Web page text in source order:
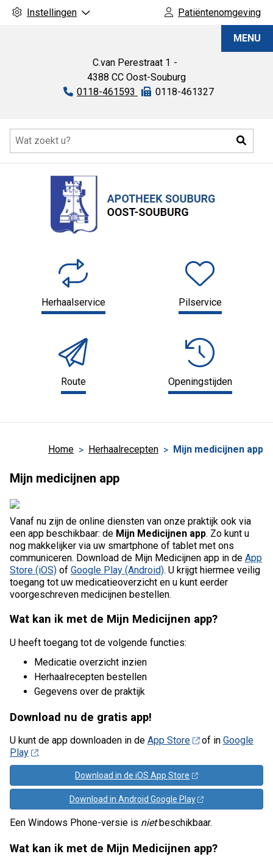
Instellingen Patiëntenomgeving
C.van Perestraat 1
4388 CC Oost-Souburg
Tel:
0118-461593 Fax:
0118-461327
MENU
Herhaalservice Pilservice
Route Openingstijden
Home Herhaalrecepten Mijn medicijnen app
Mijn medicijnen app
Vanaf nu zijn de online diensten van onze praktijk ook via
een app beschikbaar: de Mijn Medicijnen app. Zo kunt u
nog makkelijker via uw smartphone of tablet met ons
communiceren. Download de Mijn Medicijnen app in de App
Store (iOS) of Google Play (Android). U krijgt hiermee veilig
toegang tot uw medicatieoverzicht en u kunt eerder
voorgeschreven medicijnen bestellen.
Wat kan ik met de Mijn Medicijnen app?
U heeft toegang tot de volgende functies:
Medicatie overzicht inzien
Herhaalrecepten bestellen
Gegevens over de praktijk
Download nu de gratis app!
U kunt de app downloaden in de App Store of in Google
Play
.
Download in de iOS App Store
Download in Android Google Play
Een Windows Phone-versie is nietbeschikbaar.
Wat kan ik met de Mijn Medicijnen app?